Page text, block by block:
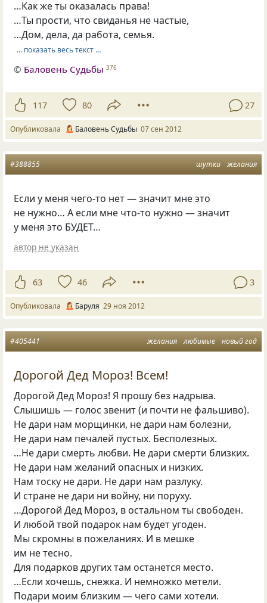
…Как же ты оказалась права!
…Ты прости, что свиданья не частые,
…Дом, дела, да работа, семья.
… показать весь текст …
© Баловень Судьбы 376
117 80 27
Опубликовала Баловень Судьбы 07 сен 2012
шутки желания
#388855
Если у меня чего-то нет — значит мне это
не нужно… А если мне что-то нужно — значит
у меня это БУДЕТ…
автор не указан
63 46 3
Опубликовала Баруля 29 ноя 2012
желания любимые новый год
#405441
Дорогой Дед Мороз! Всем!
Дорогой Дед Мороз! Я прошу без надрыва.
Слышишь — голос звенит(и почти не фальшиво).
Не дари нам морщинки, не дари нам болезни,
Не дари нам печалей пустых. Бесполезных.
…Не дари смерть любви. Не дари смерти близких.
Не дари нам желаний опасных и низких.
Нам тоску не дари. Не дари нам разлуку.
И стране не дари ни войну, ни поруху.
…Дорогой Дед Мороз, в остальном ты свободен.
И любой твой подарок нам будет угоден.
Мы скромны в пожеланиях. И в мешке
им не тесно.
Для подарков других там останется место.
…Если хочешь, снежка. И немножко метели.
Подари моим близким — чего сами хотели.